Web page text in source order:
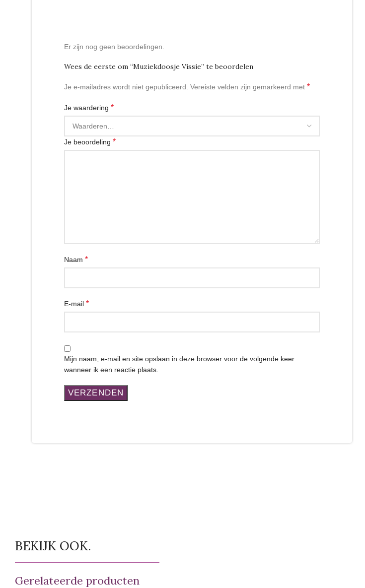
Er zijn nog geen beoordelingen.
Wees de eerste om “Muziekdoosje Vissie” te beoordelen
Je e-mailadres wordt niet gepubliceerd. Vereiste velden zijn gemarkeerd met *
Je waardering *
Je beoordeling *
Naam *
E-mail *
Mijn naam, e-mail en site opslaan in deze browser voor de volgende keer
wanneer ik een reactie plaats.
BEKIJK OOK.
Gerelateerde producten